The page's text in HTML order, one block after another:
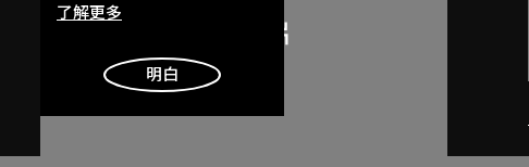
了解更多
明白